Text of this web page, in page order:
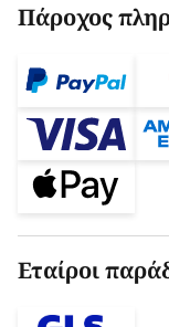
Πάροχος
Εταίροι